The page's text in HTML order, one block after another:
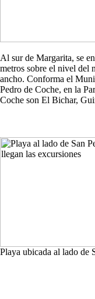
Al sur de Margarita, se
metros sobre el nivel del
ancho. Conforma el
Pedro de Coche, en la
Coche son El Bichar,
Playa ubicada al lado de